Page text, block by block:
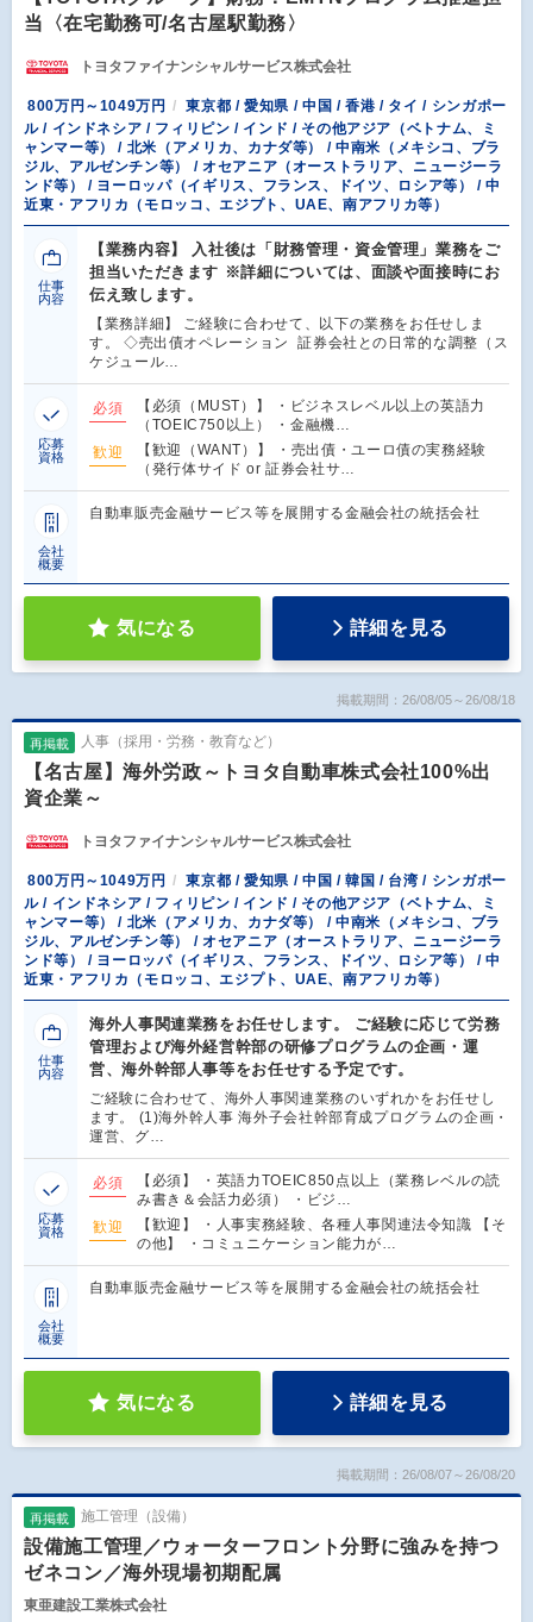
当〈在宅勤務可/名古屋駅勤務〉
トヨタファイナンシャルサービス株式会社
800万円～1049万円
東京都 / 愛知県 / 中国 / 香港 / タイ / シンガポー
ル / インドネシア / フィリピン / インド / その他アジア（ベトナム、ミ
ャンマー等） / 北米（アメリカ、カナダ等） / 中南米（メキシコ、ブラ
ジル、アルゼンチン等） / オセアニア（オーストラリア、ニュージーラ
ンド等） / ヨーロッパ（イギリス、フランス、ドイツ、ロシア等） / 中
近東・アフリカ（モロッコ、エジプト、UAE、南アフリカ等）
仕事
内容
【業務内容】 入社後は「財務管理・資金管理」業務をご
担当いただきます ※詳細については、面談や面接時にお
伝え致します。
【業務詳細】 ご経験に合わせて、以下の業務をお任せしま
す。 ◇売出債オペレーション 証券会社との日常的な調整（ス
ケジュール…
応募
資格
必須
【必須（MUST）】 ・ビジネスレベル以上の英語力
（TOEIC750以上） ・金融機…
歓迎
【歓迎（WANT）】 ・売出債・ユーロ債の実務経験
（発行体サイド or 証券会社サ…
会社
概要
自動車販売金融サービス等を展開する金融会社の統括会社
気になる 詳細を見る
掲載期間：26/08/05～26/08/18
再掲載 人事（採用・労務・教育など）
【名古屋】海外労政～トヨタ自動車株式会社100%出
資企業～
トヨタファイナンシャルサービス株式会社
800万円～1049万円
東京都 / 愛知県 / 中国 / 韓国 / 台湾 / シンガポー
ル / インドネシア / フィリピン / インド / その他アジア（ベトナム、ミ
ャンマー等） / 北米（アメリカ、カナダ等） / 中南米（メキシコ、ブラ
ジル、アルゼンチン等） / オセアニア（オーストラリア、ニュージーラ
ンド等） / ヨーロッパ（イギリス、フランス、ドイツ、ロシア等） / 中
近東・アフリカ（モロッコ、エジプト、UAE、南アフリカ等）
仕事
内容
海外人事関連業務をお任せします。 ご経験に応じて労務
管理および海外経営幹部の研修プログラムの企画・運
営、海外幹部人事等をお任せする予定です。
ご経験に合わせて、海外人事関連業務のいずれかをお任せし
ます。 (1)海外幹人事 海外子会社幹部育成プログラムの企画・
運営、グ…
応募
資格
必須
【必須】 ・英語力TOEIC850点以上（業務レベルの読
み書き＆会話力必須） ・ビジ…
歓迎
【歓迎】 ・人事実務経験、各種人事関連法令知識 【そ
の他】 ・コミュニケーション能力が…
会社
概要
自動車販売金融サービス等を展開する金融会社の統括会社
気になる 詳細を見る
掲載期間：26/08/07～26/08/20
再掲載 施工管理（設備）
設備施工管理／ウォーターフロント分野に強みを持つ
ゼネコン／海外現場初期配属
東亜建設工業株式会社